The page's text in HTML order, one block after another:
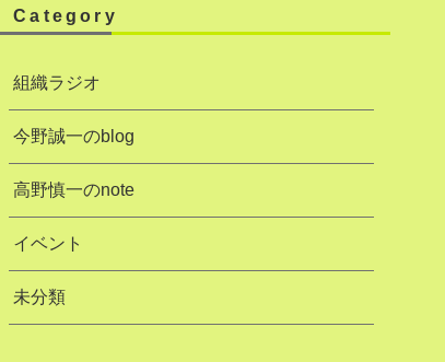
Category
組織ラジオ
今野誠一のblog
高野慎一のnote
イベント
未分類